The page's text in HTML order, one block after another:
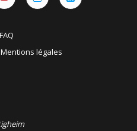
FAQ
Mentions légales